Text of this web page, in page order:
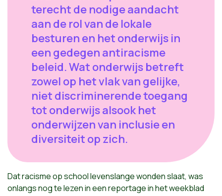
terecht de nodige aandacht
aan de rol van de lokale
besturen en het onderwijs in
een gedegen antiracisme
beleid. Wat onderwijs betreft
zowel op het vlak van gelijke,
niet discriminerende toegang
tot onderwijs alsook het
onderwijzen van inclusie en
diversiteit op zich.
Dat racisme op school levenslange wonden slaat, was
onlangs nog te lezen in een reportage in het weekblad